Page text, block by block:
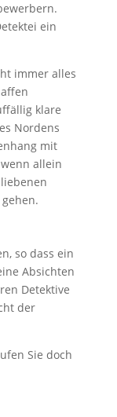
ein
immer alles
klare
Nordens
mit
allein
so dass ein
Absichten
Detektive
der
Sie doch